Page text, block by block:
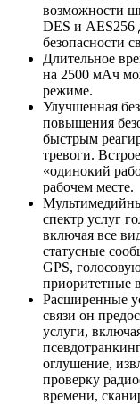
возможности
DES и AES256
безопасности
Длительное
на 2500 мАч
режиме.
Улучшенная
повышения
быстрым
тревоги.
«одинокий
рабочем месте.
спектр услуг
включая все
статусные
GPS,
приоритетные
Расширенные
связи он
услуги,
оглушение,
проверку
времени,